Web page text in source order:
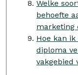
Welke
behoefte
marketing
Hoe kan
diploma
vakgebied